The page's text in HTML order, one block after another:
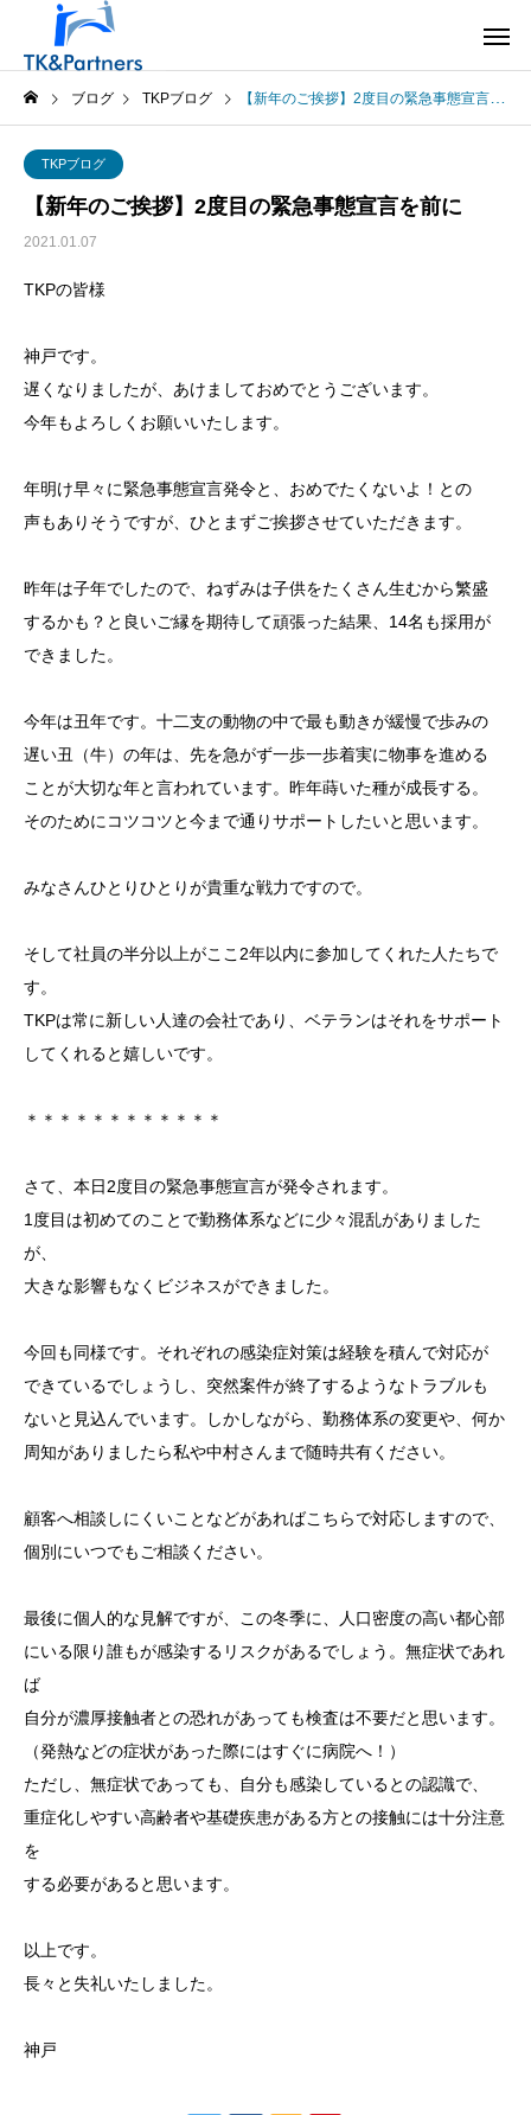
ブログ TKPブログ 【新年のご挨拶】2度目の緊急事態宣言を前に
TKPブログ
【新年のご挨拶】2度目の緊急事態宣言を前に
2021.01.07
TKPの皆様
神戸です。
遅くなりましたが、あけましておめでとうございます。
今年もよろしくお願いいたします。
年明け早々に緊急事態宣言発令と、おめでたくないよ！との
声もありそうですが、ひとまずご挨拶させていただきます。
昨年は子年でしたので、ねずみは子供をたくさん生むから繁盛
するかも？と良いご縁を期待して頑張った結果、14名も採用が
できました。
今年は丑年です。十二支の動物の中で最も動きが緩慢で歩みの
遅い丑（牛）の年は、先を急がず一歩一歩着実に物事を進める
ことが大切な年と言われています。昨年蒔いた種が成長する。
そのためにコツコツと今まで通りサポートしたいと思います。
みなさんひとりひとりが貴重な戦力ですので。
そして社員の半分以上がここ2年以内に参加してくれた人たちで
す。
TKPは常に新しい人達の会社であり、ベテランはそれをサポート
してくれると嬉しいです。
＊＊＊＊＊＊＊＊＊＊＊＊
さて、本日2度目の緊急事態宣言が発令されます。
1度目は初めてのことで勤務体系などに少々混乱がありました
が、
大きな影響もなくビジネスができました。
今回も同様です。それぞれの感染症対策は経験を積んで対応が
できているでしょうし、突然案件が終了するようなトラブルも
ないと見込んでいます。しかしながら、勤務体系の変更や、何か
周知がありましたら私や中村さんまで随時共有ください。
顧客へ相談しにくいことなどがあればこちらで対応しますので、
個別にいつでもご相談ください。
最後に個人的な見解ですが、この冬季に、人口密度の高い都心部
にいる限り誰もが感染するリスクがあるでしょう。無症状であれ
ば
自分が濃厚接触者との恐れがあっても検査は不要だと思います。
（発熱などの症状があった際にはすぐに病院へ！）
ただし、無症状であっても、自分も感染しているとの認識で、
重症化しやすい高齢者や基礎疾患がある方との接触には十分注意
を
する必要があると思います。
以上です。
長々と失礼いたしました。
神戸